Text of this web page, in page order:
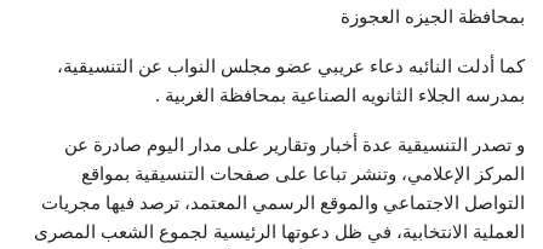
بمحافظة الجيزه العجوزة
كما أدلت النائبه دعاء عريبي عضو مجلس النواب عن التنسيقية،
بمدرسه الجلاء الثانويه الصناعية بمحافظة الغربية .
و تصدر التنسيقية عدة أخبار وتقارير على مدار اليوم صادرة عن
المركز الإعلامي، وتنشر تباعا على صفحات التنسيقية بمواقع
التواصل الاجتماعي والموقع الرسمي المعتمد، ترصد فيها مجريات
العملية الانتخابية، في ظل دعوتها الرئيسية لجموع الشعب المصرى